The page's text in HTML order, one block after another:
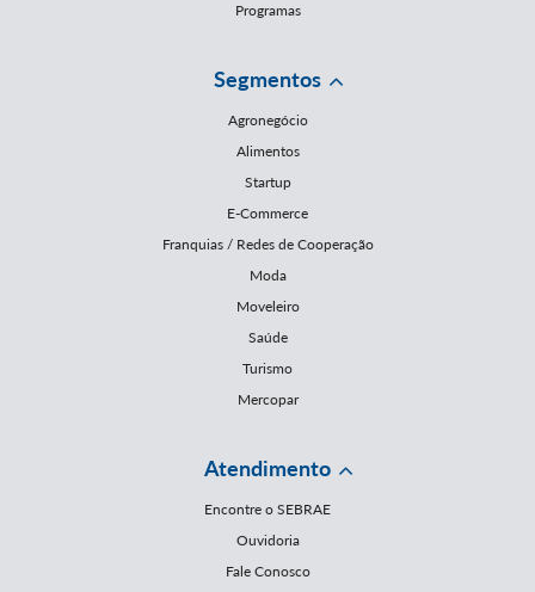
Programas
Segmentos
Agronegócio
Alimentos
Startup
E-Commerce
Franquias / Redes de Cooperação
Moda
Moveleiro
Saúde
Turismo
Mercopar
Atendimento
Encontre o SEBRAE
Ouvidoria
Fale Conosco